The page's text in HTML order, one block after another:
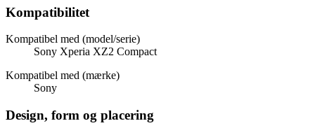
Kompatibilitet
Kompatibel med (model/serie)
Sony Xperia XZ2 Compact
Kompatibel med (mærke)
Sony
Design, form og placering